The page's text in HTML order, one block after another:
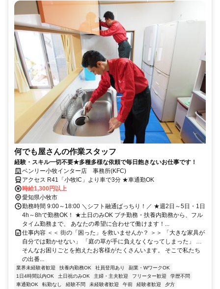
何でも屋さんの作業スタッフ
経験・スキル一切不要★多種多様な依頼で毎日飽きないお仕事です！
ベンリー小牧インター店 事務所(KFC)
アクセス R41「小牧IC」より車で3分 ★車通勤OK
時給1,300円以上
愛知県小牧市
勤務時間 9:00～18:00 ＼シフト融通ばっちり！／ ★週2日～5日・1日
4h～8hで勤務OK！ ★土日のみOK プチ勤務・扶養内勤務から、フル
タイム勤務まで、 あなたの希望に合わせて働けます！...
仕事内容 ＜＜ 街の「困った」を救いませんか？ ＞＞ 「大きな家具が
自分では動かせない」 「庭の草が手に負えなくなってしまった」 …
そんなお困りごとを抱えたお客様がたくさんいます。 そこで私たち
の出番...
業界未経験者歓迎 扶養内勤務OK 社員登用あり
副業・WワークOK
1日4時間以内OK
土日祝のみOK 主婦・主夫歓迎 フリーター歓迎
学歴不問
車通勤OK
転勤なし 経験不問 未経験者歓迎 午前 経験者歓迎
夕方